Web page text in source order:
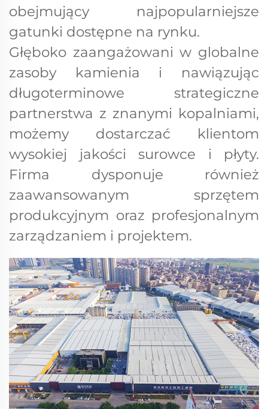
obejmujący najpopularniejsze
gatunki dostępne na rynku.
Głęboko zaangażowani w globalne
zasoby kamienia i nawiązując
długoterminowe strategiczne
partnerstwa z znanymi kopalniami,
możemy dostarczać klientom
wysokiej jakości surowce i płyty.
Firma dysponuje również
zaawansowanym sprzętem
produkcyjnym oraz profesjonalnym
zarządzaniem i projektem.